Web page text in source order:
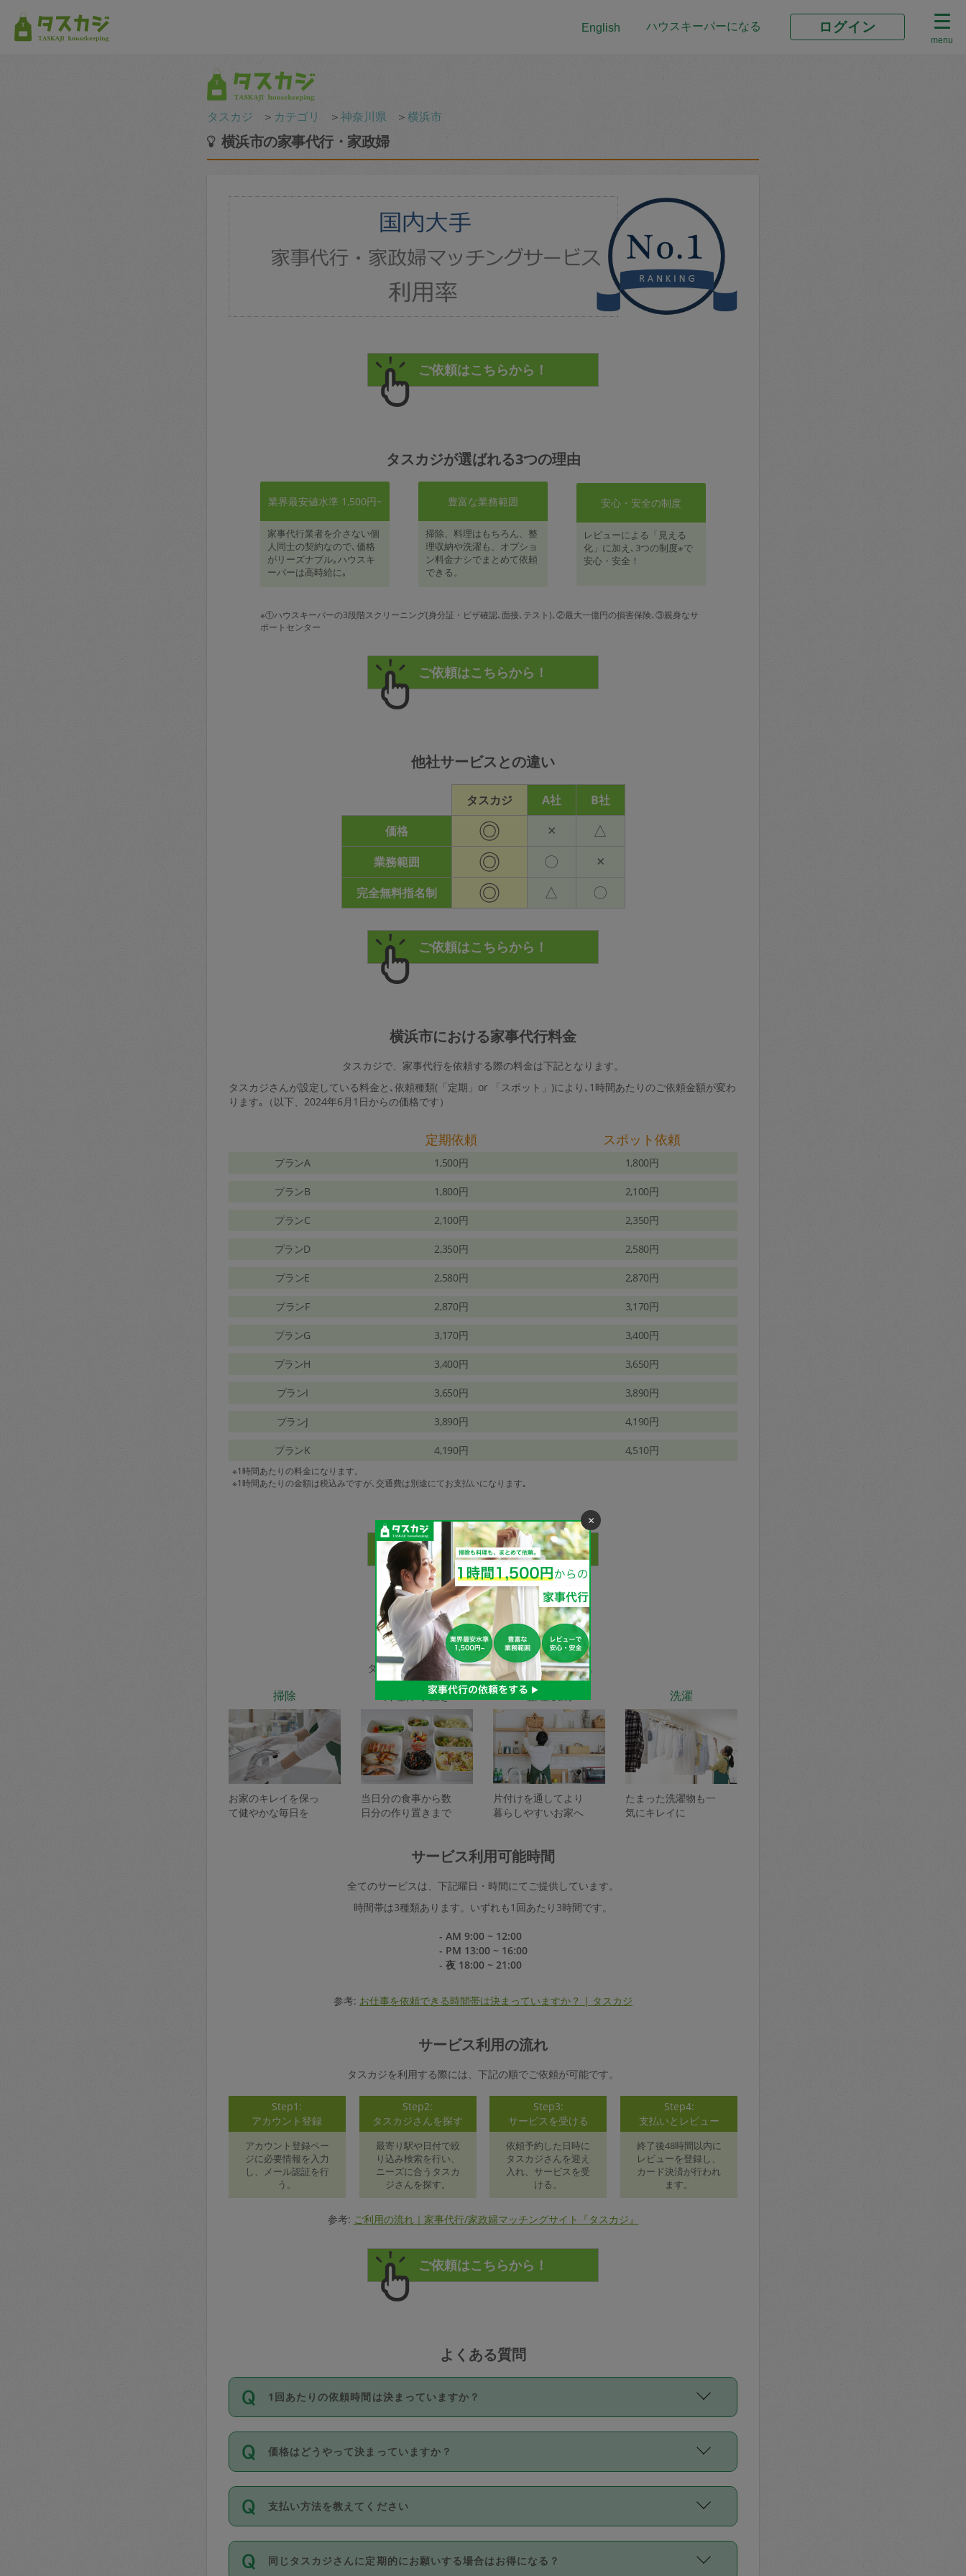
English ハウスキーパーになる ログイン
menu
タスカジ ＞ カテゴリ ＞神奈川県 ＞横浜市
横浜市の家事代行・家政婦
タスカジが選ばれる3つの理由
業界最安値水準 1,500円~
家事代行業者を介さない個
人同士の契約なので､価格
がリーズナブル｡ハウスキ
ーパーは高時給に｡
豊富な業務範囲
掃除、料理はもちろん、整
理収納や洗濯も、オプショ
ン料金ナシでまとめて依頼
できる。
安心・安全の制度
レビューによる「見える
化」に加え､3つの制度※で
安心・安全！
※①ハウスキーパーの3段階スクリーニング(身分証・ビザ確認､面接､テスト)､②最大一億円の損害保険､③親身なサ
ポートセンター
他社サービスとの違い
タスカジ A社
B社
価格
◎ × △
業務範囲 ◎ 〇 ×
完全無料指名制 ◎ △ 〇
横浜市における家事代行料金
タスカジで、家事代行を依頼する際の料金は下記となります。
タスカジさんが設定している料金と､依頼種類(「定期」or 「スポット」)により､1時間あたりのご依頼金額が変わ
ります｡（以下、2024年6月1日からの価格です）
定期依頼 スポット依頼
プランA 1,500円 1,800円
プランB 1,800円 2,100円
プランC 2,100円 2,350円
プランD 2,350円 2,580円
プランE 2,580円 2,870円
プランF 2,870円 3,170円
プランG 3,170円 3,400円
プランH 3,400円 3,650円
プランI 3,650円 3,890円
プランJ 3,890円 4,190円
プランK 4,190円 4,510円
※1時間あたりの料金になります。
※1時間あたりの金額は税込みですが､交通費は別途にてお支払いになります｡
家事代行サービスの種類
タスカジで依頼できるサービスは下記となります。
掃除
お家のキレイを保っ
て健やかな毎日を
料理作り置き
当日分の食事から数
日分の作り置きまで
整理収納
片付けを通してより
暮らしやすいお家へ
洗濯
たまった洗濯物も一
気にキレイに
サービス利用可能時間
全てのサービスは、下記曜日・時間にてご提供しています。
時間帯は3種類あります。いずれも1回あたり3時間です。
- AM 9:00 ~ 12:00
- PM 13:00 ~ 16:00
- 夜 18:00 ~ 21:00
参考: お仕事を依頼できる時間帯は決まっていますか？ | タスカジ
サービス利用の流れ
タスカジを利用する際には、下記の順でご依頼が可能です。
Step1:
アカウント登録
アカウント登録ペー
ジに必要情報を入力
し、メール認証を行
う。
Step2:
タスカジさんを探す
最寄り駅や日付で絞
り込み検索を行い、
ニーズに合うタスカ
ジさんを探す。
Step3:
サービスを受ける
依頼予約した日時に
タスカジさんを迎え
入れ、サービスを受
ける。
Step4:
支払いとレビュー
終了後48時間以内に
レビューを登録し、
カード決済が行われ
ます。
参考: ご利用の流れ｜家事代行/家政婦マッチングサイト『タスカジ』
よくある質問
1回あたりの依頼時間は決まっていますか？
依頼1回につき3時間固定です。3時間を超えて依頼したい場合は、延長機能をご利用くださ
い。機能をご利用いただくには、タスカジさんに事前に相談し、合意の上事前申請すること
が必要です。なお、3時間を下回っても、値引き等はございません。
価格はどうやって決まっていますか？
11種類の価格帯の中からタスカジさん自身が価格を選んで設定しています。
タスカジさんの価格設定には最初は制限があり、レビュー件数、レビューの平均値、などで
除々に設定可能な最高額が上がっていく仕組みになっています。
支払い方法を教えてください
お支払方法はクレジットカード（Visa／Master／JCB／AMERICAN EXPRESS／Diners
Club）のみとなります。
同じタスカジさんに定期的にお願いする場合はお得になる？
×